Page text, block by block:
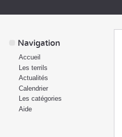
Navigation
Accueil
Les terrils
Actualités
Calendrier
Les catégories
Aide